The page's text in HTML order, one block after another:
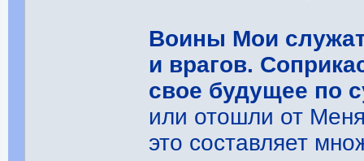
Воины Мои
и врагов.
свое будущее по
или отошли от
это составляет